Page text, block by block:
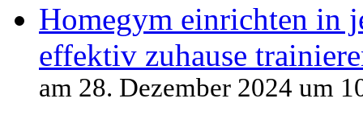
Homegym einrichten in
effektiv zuhause
am 28. Dezember 2024 um